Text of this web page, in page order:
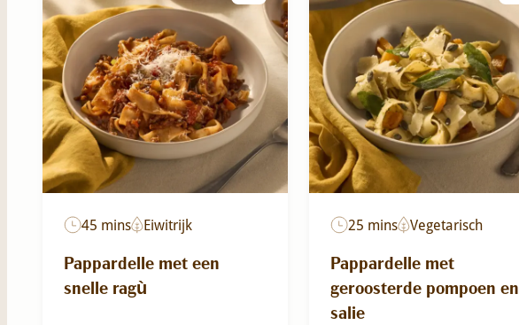
45 mins Eiwitrijk
Pappardelle met een
snelle ragù
25 mins Vegetarisch
Pappardelle met
geroosterde pompoen en
salie